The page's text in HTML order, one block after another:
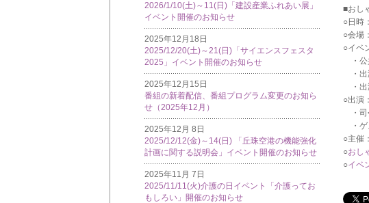
2026/1/10(土)～11(日)「建設産業ふれあい展」
イベント開催のお知らせ
2025年12月18日
2025/12/20(土)～21(日)「サイエンスフェスタ
2025」イベント開催のお知らせ
2025年12月15日
番組の新着配信、番組プログラム変更のお知ら
せ（2025年12月）
2025年12月 8日
2025/12/12(金)～14(日) 「丘珠空港の機能強化
計画に関する説明会」イベント開催のお知らせ
2025年11月 7日
2025/11/11(火)介護の日イベント「介護ってお
もしろい」開催のお知らせ
■おし
○日時
○会場
○イベ
・公
・出
・出
○出演：
・司
・ゲ
○主催
○おし
○イベ